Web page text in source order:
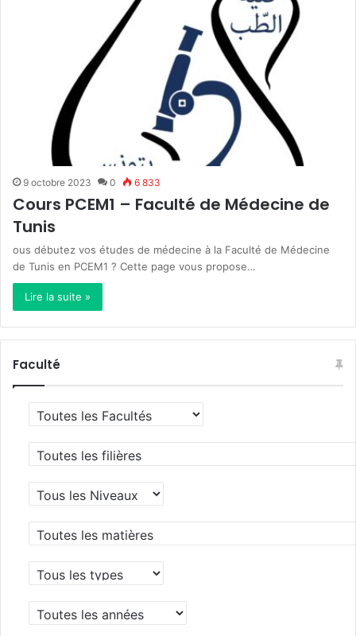
9 octobre 2023 0 6 833
Cours PCEM1 – Faculté de Médecine de
Tunis
ous débutez vos études de médecine à la Faculté de Médecine
de Tunis en PCEM1 ? Cette page vous propose…
Lire la suite »
Faculté